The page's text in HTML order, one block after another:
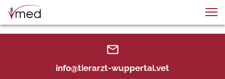
info@tierarzt-wuppertal.vet